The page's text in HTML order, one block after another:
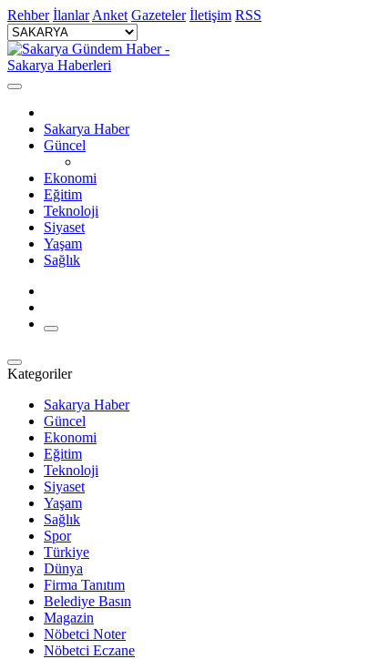
Rehber İlanlar Anket Gazeteler İletişim RSS
Sakarya Haber
Güncel
Ekonomi
Eğitim
Teknoloji
Siyaset
Yaşam
Sağlık
Kategoriler
Sakarya Haber
Güncel
Ekonomi
Eğitim
Teknoloji
Siyaset
Yaşam
Sağlık
Spor
Türkiye
Dünya
Firma Tanıtım
Belediye Basın
Magazin
Nöbetci Noter
Nöbetci Eczane